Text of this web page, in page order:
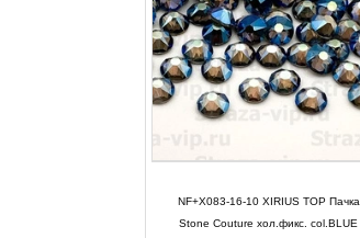
NF+X083-16-10 XIRIUS TOP Пачка
Stone Couture хол.фикс. col.BLUE